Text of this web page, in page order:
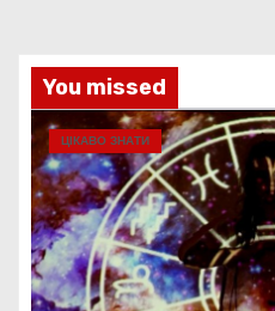
You missed
ЦІКАВО ЗНАТИ